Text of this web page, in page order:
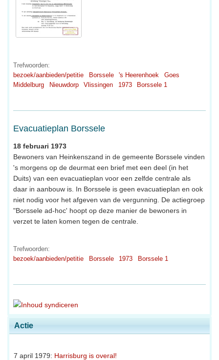
Actie
7 april 1979: Harrisburg is overal!
Trefwoorden:
bezoek/aanbieden/petitie
Borssele 's Heerenhoek
Goes
Middelburg
Nieuwdorp Vlissingen 1973 Borssele 1
Evacuatieplan Borssele
18 februari 1973
Bewoners van Heinkenszand in de gemeente Borssele vinden
's morgens op de deurmat een brief met een deel (in het
Duits) van een evacuatieplan voor een zelfde centrale als
daar in aanbouw is. In Borssele is geen evacuatieplan en ook
niet nodig voor het afgeven van de vergunning. De actiegroep
"Borssele ad-hoc' hoopt op deze manier de bewoners in
verzet te laten komen tegen de centrale.
Trefwoorden:
bezoek/aanbieden/petitie
Borssele 1973 Borssele 1